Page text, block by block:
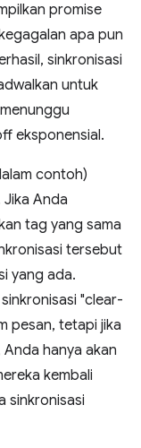
promise
apa pun
sinkronisasi
untuk
eksponensial.
contoh)
Anda
tag yang sama
tersebut
yang ada.
"clear-
pesan, tetapi jika
hanya akan
kembali
sinkronisasi